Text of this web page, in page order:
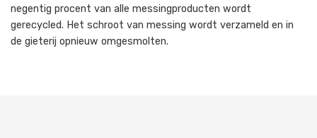
negentig procent van alle messingproducten wordt
gerecycled. Het schroot van messing wordt verzameld en in
de gieterij opnieuw omgesmolten.